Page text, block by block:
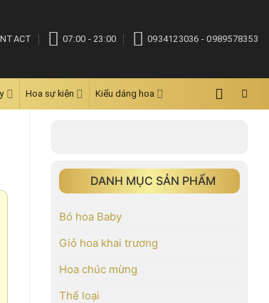
07:00 - 23:00 0934123036 - 0989578353
Hoa sự kiện Kiểu dáng hoa
DANH MỤC SẢN PHẨM
Bó hoa Baby
Giỏ hoa khai trương
Hoa chúc mừng
Thể loại